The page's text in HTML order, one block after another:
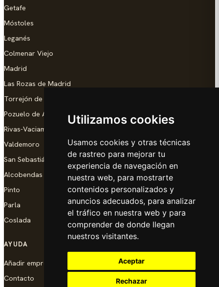
Utilizamos cookies
Usamos cookies y otras técnicas
de rastreo para mejorar tu
experiencia de navegación en
nuestra web, para mostrarte
contenidos personalizados y
anuncios adecuados, para analizar
el tráfico en nuestra web y para
comprender de donde llegan
nuestros visitantes.
Aceptar
Rechazar
Getafe
Móstoles
Leganés
Colmenar Viejo
Madrid
Las Rozas de Madrid
Torrejón de Ardoz
Pozuelo de Alarcón
Rivas-Vaciamadrid
Valdemoro
San Sebastián de los Reyes
Alcobendas
Pinto
Parla
Coslada
AYUDA
Añadir empresa
Contacto